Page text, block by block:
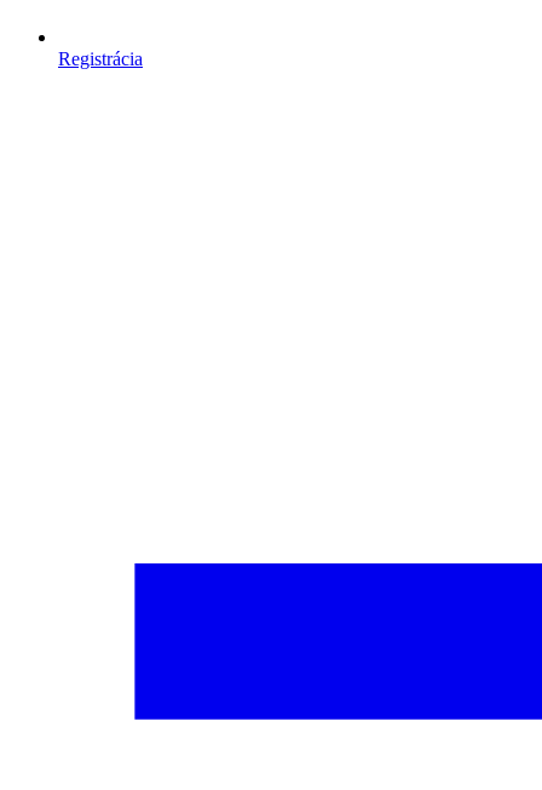
Registrácia